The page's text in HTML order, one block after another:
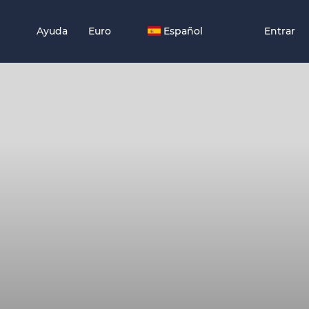
Ayuda Euro Español Entrar